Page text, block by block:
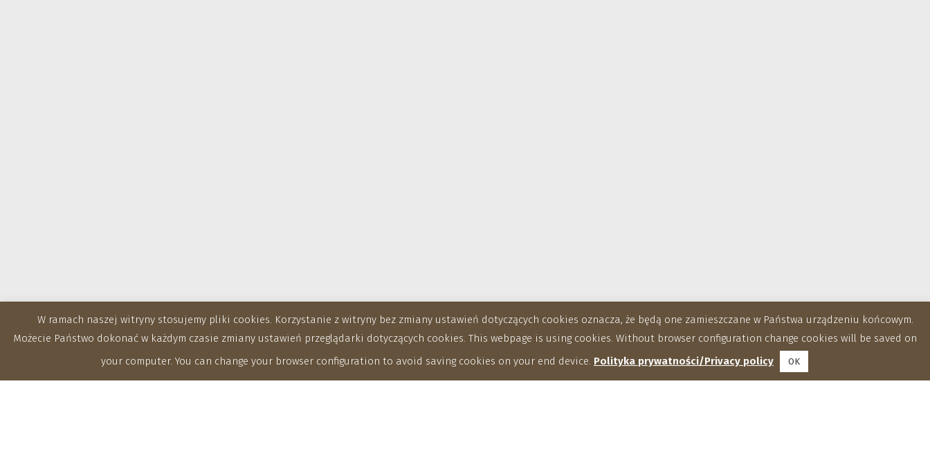
W ramach naszej witryny stosujemy pliki cookies. Korzystanie z witryny bez zmiany ustawień dotyczących cookies oznacza, że będą one zamieszczane w Państwa urządzeniu końcowym.
Możecie Państwo dokonać w każdym czasie zmiany ustawień przeglądarki dotyczących cookies. This webpage is using cookies. Without browser configuration change cookies will be saved on
your computer. You can change your browser configuration to avoid saving cookies on your end device. Polityka prywatności/Privacy policy OK